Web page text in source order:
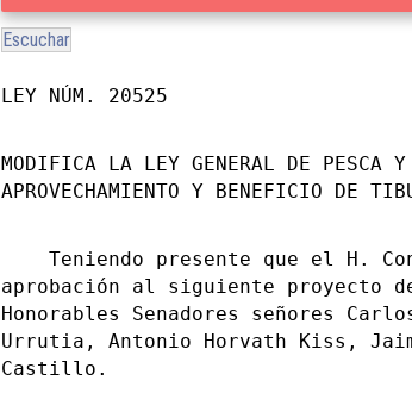
Escuchar
LEY NÚM. 20525
MODIFICA LA LEY GENERAL DE PESCA
APROVECHAMIENTO Y BENEFICIO DE
Teniendo presente que el H.
aprobación al siguiente proyecto
Honorables Senadores señores
Urrutia, Antonio Horvath Kiss,
Castillo.